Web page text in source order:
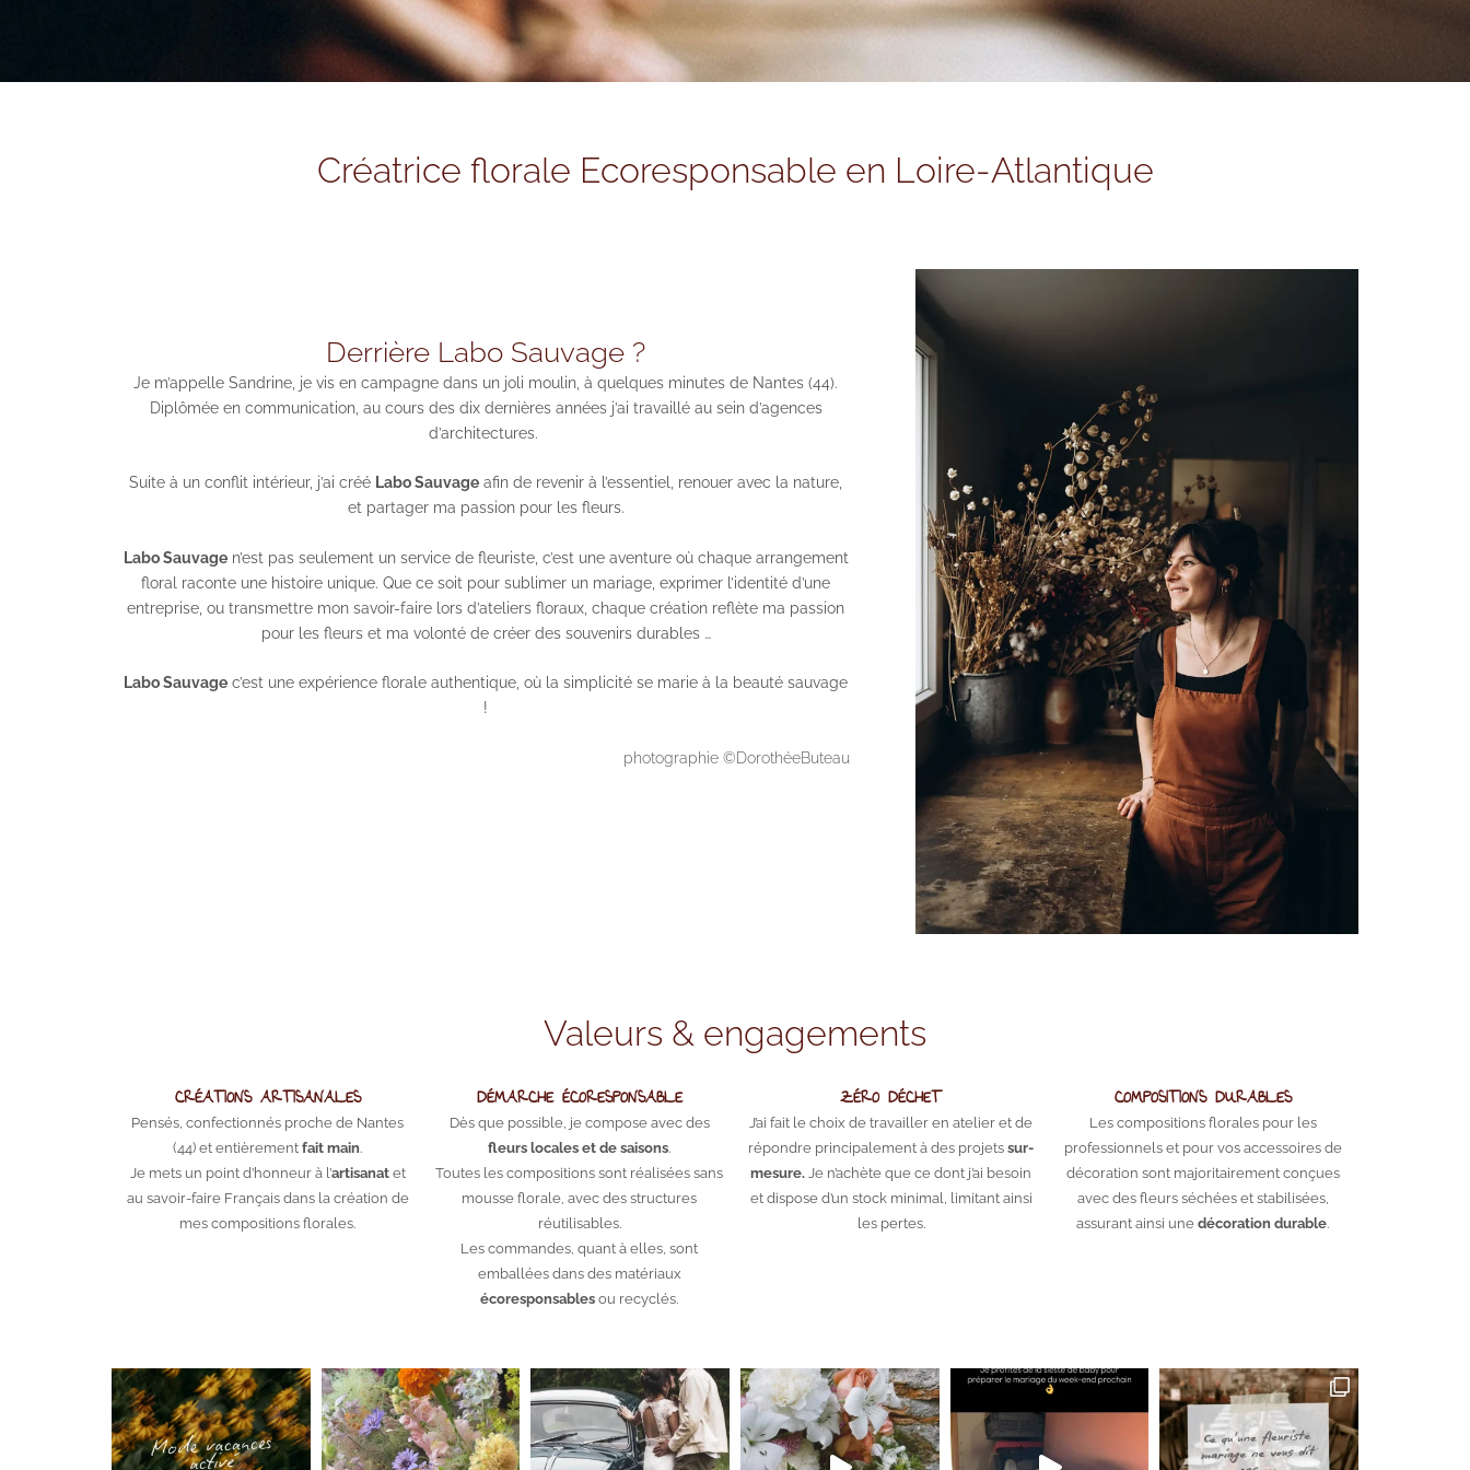
Créatrice florale Ecoresponsable en Loire-Atlantique
Je m’appelle Sandrine, je vis en campagne dans un joli moulin, à quelques minutes de Nantes (44).
Diplômée en communication, au cours des dix dernières années j’ai travaillé au sein d’agences
d’architectures.
Suite à un conflit intérieur, j’ai créé Labo Sauvage afin de revenir à l’essentiel, renouer avec la nature,
et partager ma passion pour les fleurs.
Labo Sauvagen’est pas seulement un service de fleuriste, c’est une aventure où chaque arrangement
floral raconte une histoire unique. Que ce soit pour sublimer un mariage , exprimer l’identité d’une
entreprise , ou transmettre mon savoir-faire lors d’ateliers floraux , chaque création reflète ma passion
pour les fleurs et ma volonté de créer des souvenirs durables …
Labo Sauvage c’est une expérience florale authentique, où la simplicité se marie à la beauté sauvage
!
photographie ©DorothéeButeau
Derrière Labo Sauvage ?
Valeurs & engagements
CRÉATIONS ARTISANALES
Pensés, confectionnés proche de Nantes
(44) et entièrement fait main.
Je mets un point d’honneur à l’artisanatet
au savoir-faire Français dans la création de
mes compositions florales.
DÉMARCHE ÉCORESPONSABLE
Dès que possible, je compose avec des
fleurs locales et de saisons.
Toutes les compositions sont réalisées sans
mousse florale, avec des structures
réutilisables.
Les commandes, quant à elles, sont
emballées dans des matériaux
écoresponsables ou recyclés.
ZÉRO DÉCHET
J’ai fait le choix de travailler en atelier et de
répondre principalement à des projets sur-
mesure. Je n’achète que ce dont j’ai besoin
et dispose d’un stock minimal, limitant ainsi
les pertes.
COMPOSITIONS DURABLES
Les compositions florales pour les
professionnels et pour vos accessoires de
décoration sont majoritairement conçues
avec des fleurs séchées et stabilisées,
assurant ainsi une décoration durable.